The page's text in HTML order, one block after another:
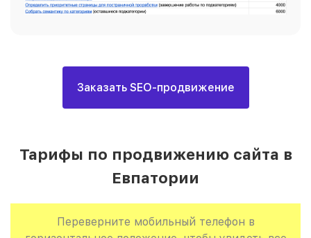
Заказать SEO-продвижение
Тарифы по продвижению сайта в
Евпатории
Переверните мобильный телефон в